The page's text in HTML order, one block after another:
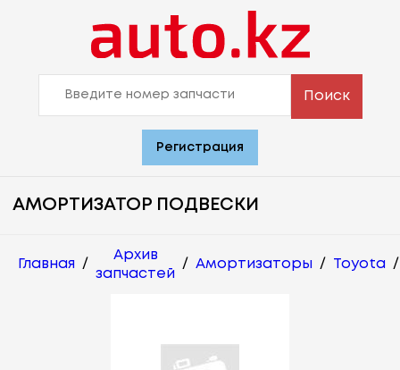
Поиск
Регистрация
АМОРТИЗАТОР ПОДВЕСКИ
Главная /
Архив
запчастей
/ Амортизаторы / Toyota /